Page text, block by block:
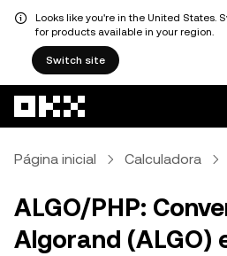
Looks like you're in the United States.
for products available in your region.
Switch site
Página inicial Calculadora
ALGO/PHP:
Algorand (ALGO)